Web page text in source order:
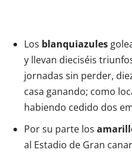
Los blanquiazules
y llevan dieciséis
jornadas sin perder,
casa ganando; como
habiendo cedido dos
Por su parte los
al Estadio de Gran